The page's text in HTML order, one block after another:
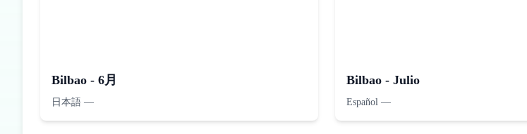
Bilbao - 6月
日本語 —
Bilbao - Julio
Español —